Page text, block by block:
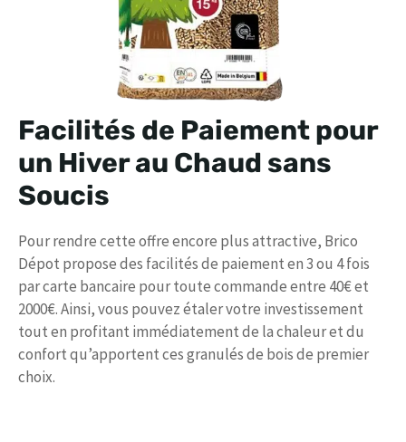
Facilités de Paiement pour
un Hiver au Chaud sans
Soucis
Pour rendre cette offre encore plus attractive, Brico
Dépot propose des facilités de paiement en 3 ou 4 fois
par carte bancaire pour toute commande entre 40€ et
2000€. Ainsi, vous pouvez étaler votre investissement
tout en profitant immédiatement de la chaleur et du
confort qu’apportent ces granulés de bois de premier
choix.